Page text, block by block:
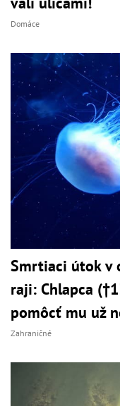
Domáce
Smrtiaci útok v
raji: Chlapca
pomôcť mu už
Zahraničné